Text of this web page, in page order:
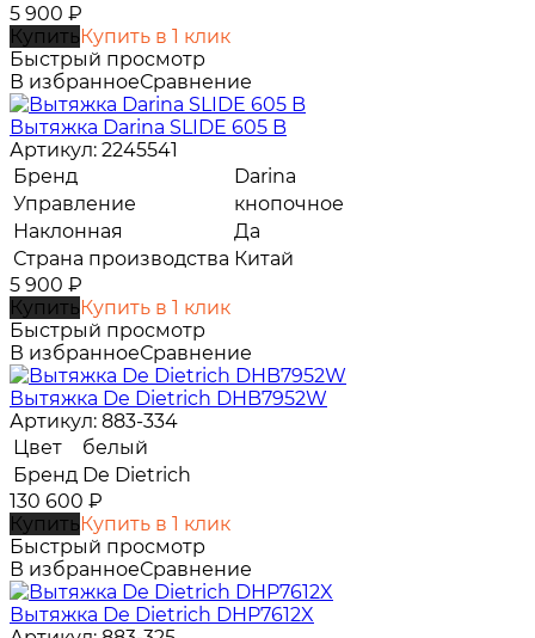
5 900 ₽
КупитьКупить в 1 клик
Быстрый просмотр
В избранноеСравнение
Вытяжка Darina SLIDE 605 B
Артикул: 2245541
Бренд
Darina
Управление
кнопочное
Наклонная
Да
Страна производства Китай
5 900 ₽
КупитьКупить в 1 клик
Быстрый просмотр
В избранноеСравнение
Вытяжка De Dietrich DHB7952W
Артикул: 883-334
Цвет
белый
Бренд De Dietrich
130 600 ₽
КупитьКупить в 1 клик
Быстрый просмотр
В избранноеСравнение
Вытяжка De Dietrich DHP7612X